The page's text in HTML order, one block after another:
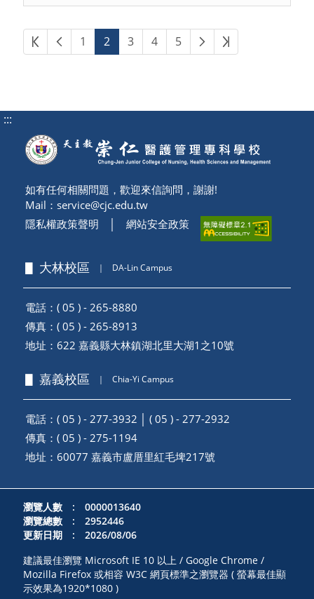
第一頁上一頁
1 2 3 4 5 下一頁最後頁
:::
如有任何相關問題，歡迎來信詢問，謝謝!
Mail： service@cjc.edu.tw
隱私權政策聲明
網站安全政策
▋ 大林校區 ｜ DA-Lin Campus
電話：( 05 ) - 265-8880
傳真：( 05 ) - 265-8913
地址： 622 嘉義縣大林鎮湖北里大湖1之10號
▋ 嘉義校區 ｜ Chia-Yi Campus
電話：( 05 ) - 277-3932 │ ( 05 ) - 277-2932
傳真：( 05 ) - 275-1194
地址： 60077 嘉義市盧厝里紅毛埤217號
瀏覽人數 : 0000013640
瀏覽總數 : 2952446
更新日期 : 2026/08/06
建議最佳瀏覽 Microsoft IE 10 以上 / Google Chrome /
Mozilla Firefox 或相容 W3C 網頁標準之瀏覽器 ( 螢幕最佳顯
示效果為1920*1080 )